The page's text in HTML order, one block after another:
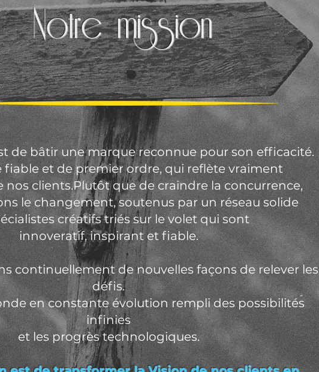
Notre mission
de bâtir une marque reconnue pour son efficacité.
fiable et de premier ordre,qui reflète vraiment
nos clients.Plutôt que de craindre la concurrence,
le changement, soutenus par un réseau solide
créatifs triés sur le voletqui sont
innoveratif, inspirant et fiable.
continuellement de nouvelles façons de relever les
défis.
en constante évolution remplides possibilités
infinies
et les progrès technologiques.